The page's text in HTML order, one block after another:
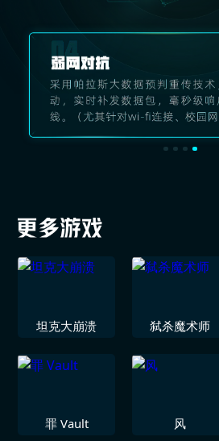
坦克大崩溃 弑杀魔术师
罪 Vault 风